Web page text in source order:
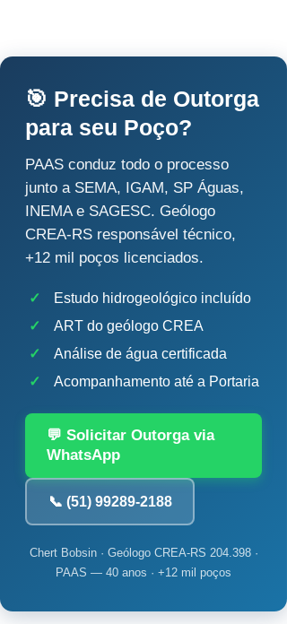
🎯 Precisa de Outorga
para seu Poço?
PAAS conduz todo o processo
junto a SEMA, IGAM, SP Águas,
INEMA e SAGESC. Geólogo
CREA-RS responsável técnico,
+12 mil poços licenciados.
✓
Estudo hidrogeológico incluído
✓
ART do geólogo CREA
✓
Análise de água certificada
✓
Acompanhamento até a Portaria
💬 Solicitar Outorga via
WhatsApp
📞 (51) 99289-2188
Chert Bobsin · Geólogo CREA-RS 204.398 ·
PAAS — 40 anos · +12 mil poços